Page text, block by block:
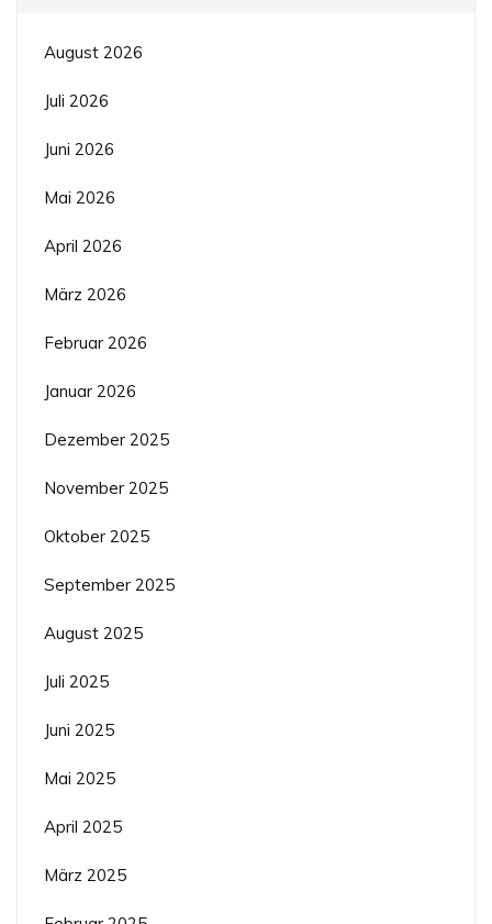
August 2026
Juli 2026
Juni 2026
Mai 2026
April 2026
März 2026
Februar 2026
Januar 2026
Dezember 2025
November 2025
Oktober 2025
September 2025
August 2025
Juli 2025
Juni 2025
Mai 2025
April 2025
März 2025